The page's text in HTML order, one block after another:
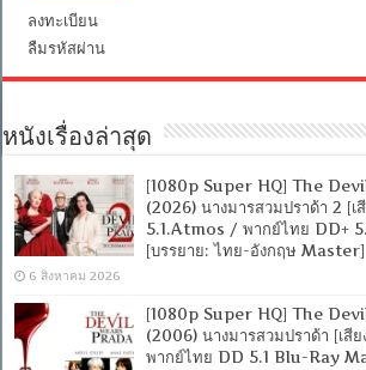
ลงทะเบียน
ลืมรหัสผ่าน
หนังเรื่องล่าสุด
[1080p Super HQ] The
(2026) นางมารสวมปราด้า 2 [เ
5.1.Atmos / พากย์ไทย DD+
[บรรยาย: ไทย-อังกฤษ Master]
6 สิงหาคม 2026
[1080p Super HQ] The
(2006) นางมารสวมปราด้า [เสี
พากย์ไทย DD 5.1 Blu-Ray